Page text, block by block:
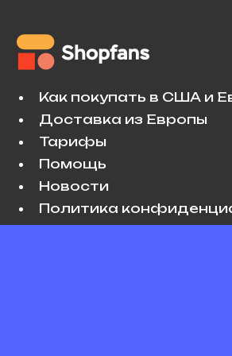
Как покупать в США и
Доставка из Европы
Тарифы
Помощь
Новости
Политика